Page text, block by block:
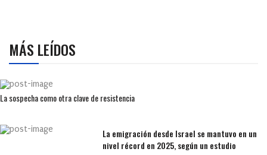
MÁS LEÍDOS
La sospecha como otra clave de resistencia
La emigración desde Israel se mantuvo en un
nivel récord en 2025, según un estudio